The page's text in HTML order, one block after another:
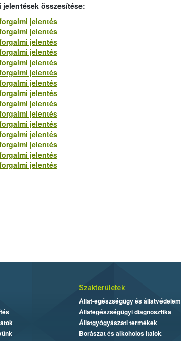
jelentések összesítése:
jelentés
jelentés
jelentés
jelentés
jelentés
jelentés
jelentés
jelentés
jelentés
jelentés
jelentés
jelentés
jelentés
jelentés
jelentés
Szakterületek
Állat-egészségügy és állatvédelem
Állategészségügyi diagnosztika
Állatgyógyászati termékek
Borászat és alkoholos italok